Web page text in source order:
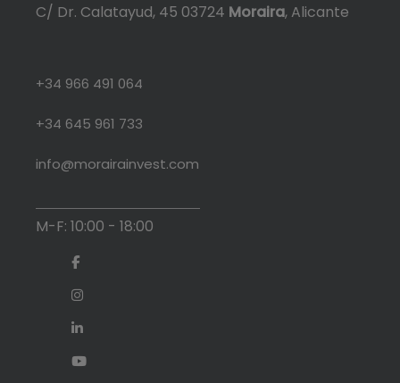
C/ Dr. Calatayud, 45 03724 Moraira, Alicante
+34 966 491 064
+34 645 961 733
info@morairainvest.com
M-F: 10:00 - 18:00